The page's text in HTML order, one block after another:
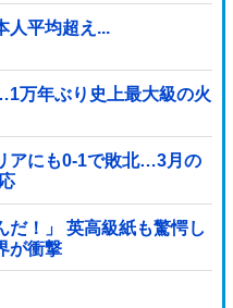
人平均超え...
万年ぶり史上最大級の火
アにも0-1で敗北…3月の
だ！」 英高級紙も驚愕し
が衝撃